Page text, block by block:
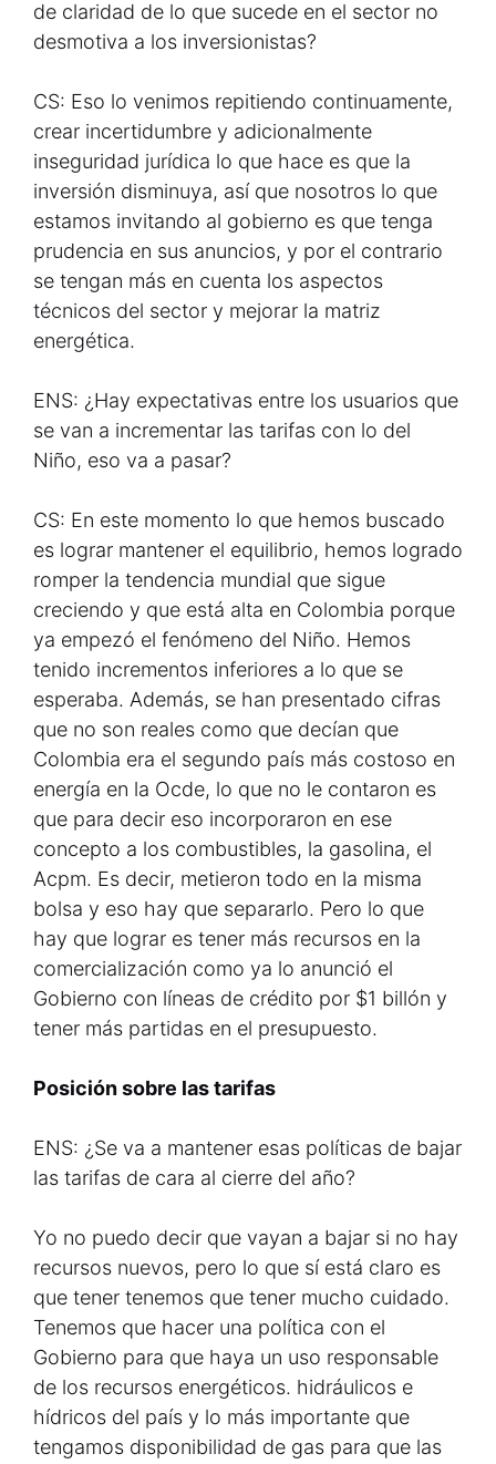
de claridad de lo que sucede en el sector no
desmotiva a los inversionistas?
CS: Eso lo venimos repitiendo continuamente,
crear incertidumbre y adicionalmente
inseguridad jurídica lo que hace es que la
inversión disminuya, así que nosotros lo que
estamos invitando al gobierno es que tenga
prudencia en sus anuncios, y por el contrario
se tengan más en cuenta los aspectos
técnicos del sector y mejorar la matriz
energética.
ENS: ¿Hay expectativas entre los usuarios que
se van a incrementar las tarifas con lo del
Niño, eso va a pasar?
CS: En este momento lo que hemos buscado
es lograr mantener el equilibrio, hemos logrado
romper la tendencia mundial que sigue
creciendo y que está alta en Colombia porque
ya empezó el fenómeno del Niño. Hemos
tenido incrementos inferiores a lo que se
esperaba. Además, se han presentado cifras
que no son reales como que decían que
Colombia era el segundo país más costoso en
energía en la Ocde, lo que no le contaron es
que para decir eso incorporaron en ese
concepto a los combustibles, la gasolina, el
Acpm. Es decir, metieron todo en la misma
bolsa y eso hay que separarlo. Pero lo que
hay que lograr es tener más recursos en la
comercialización como ya lo anunció el
Gobierno con líneas de crédito por $1 billón y
tener más partidas en el presupuesto.
Posición sobre las tarifas
ENS: ¿Se va a mantener esas políticas de bajar
las tarifas de cara al cierre del año?
Yo no puedo decir que vayan a bajar si no hay
recursos nuevos, pero lo que sí está claro es
que tener tenemos que tener mucho cuidado.
Tenemos que hacer una política con el
Gobierno para que haya un uso responsable
de los recursos energéticos. hidráulicos e
hídricos del país y lo más importante que
tengamos disponibilidad de gas para que las